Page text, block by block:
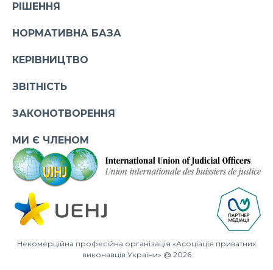
РІШЕННЯ
НОРМАТИВНА БАЗА
КЕРІВНИЦТВО
ЗВІТНІСТЬ
ЗАКОНОТВОРЕННЯ
МИ Є ЧЛЕНОМ
Некомерційна професійна організація «Асоціація приватних
виконавців України» @ 2026